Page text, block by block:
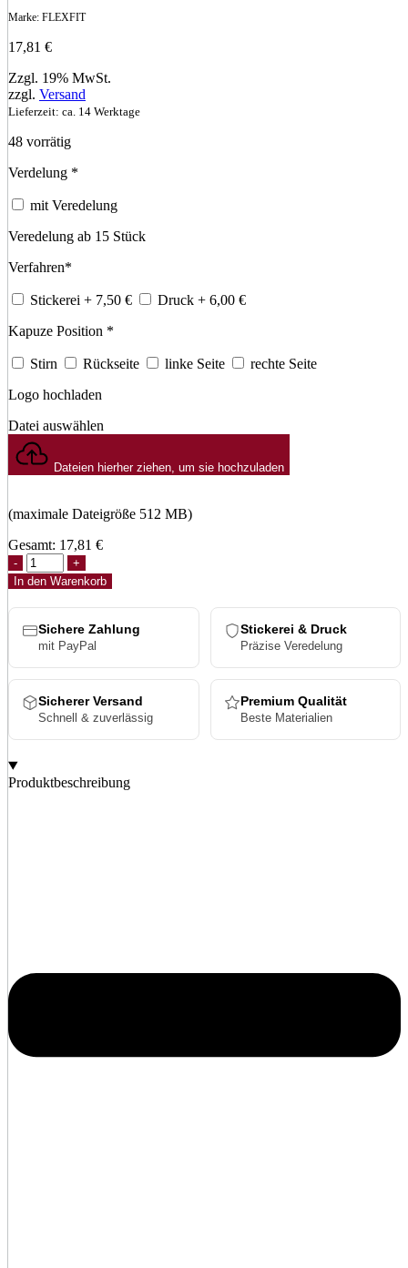
Marke: FLEXFIT
17,81 €
Zzgl. 19% MwSt.
zzgl. Versand
Lieferzeit: ca. 14 Werktage
48 vorrätig
Verdelung *
mit Veredelung
Veredelung ab 15 Stück
Verfahren*
Stickerei + 7,50 € Druck + 6,00 €
Kapuze Position *
Stirn Rückseite linke Seite
rechte Seite
Logo hochladen
Datei auswählen
Dateien hierher ziehen, um sie hochzuladen
(maximale Dateigröße 512 MB)
Gesamt: 17,81 €
Flexfit
Melange
Cap
Menge
In den Warenkorb
Sichere Zahlung
mit PayPal
Stickerei & Druck
Präzise Veredelung
Sicherer Versand
Schnell & zuverlässig
Premium Qualität
Beste Materialien
Produktbeschreibung